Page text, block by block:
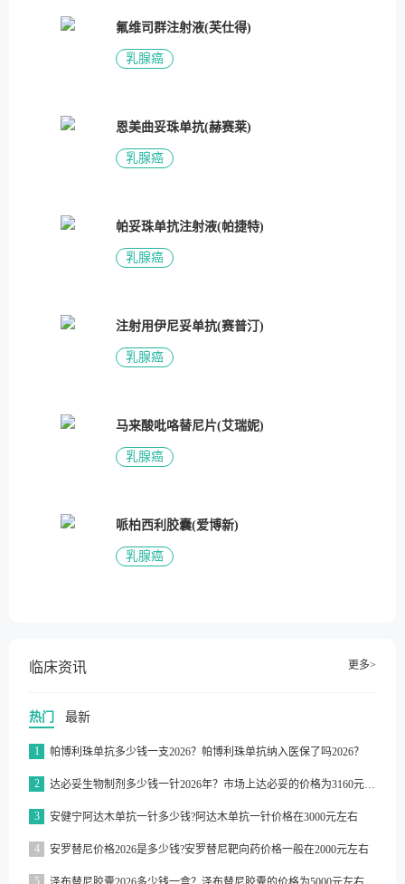
氟维司群注射液(芙仕得)
乳腺癌
恩美曲妥珠单抗(赫赛莱)
乳腺癌
帕妥珠单抗注射液(帕捷特)
乳腺癌
注射用伊尼妥单抗(赛普汀)
乳腺癌
马来酸吡咯替尼片(艾瑞妮)
乳腺癌
哌柏西利胶囊(爱博新)
乳腺癌
临床资讯 更多>
热门 最新
1 帕博利珠单抗多少钱一支2026？帕博利珠单抗纳入医保了吗2026？
2 达必妥生物制剂多少钱一针2026年？市场上达必妥的价格为3160元/支左右
3 安健宁阿达木单抗一针多少钱?阿达木单抗一针价格在3000元左右
4 安罗替尼价格2026是多少钱?安罗替尼靶向药价格一般在2000元左右
5